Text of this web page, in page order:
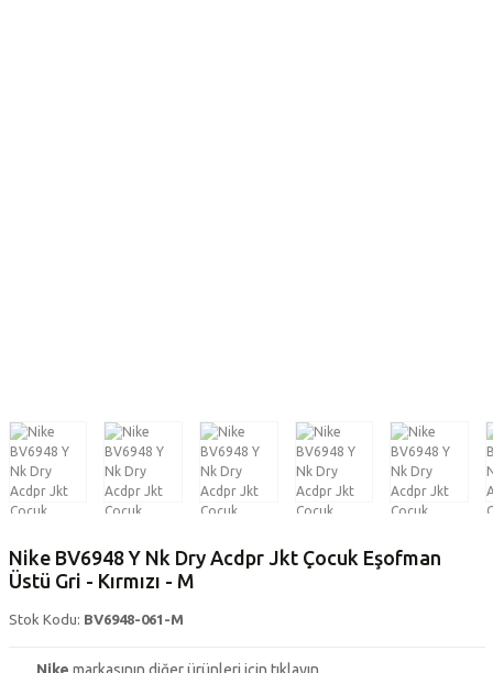
Nike BV6948 Y Nk Dry Acdpr Jkt Çocuk Eşofman
Üstü Gri - Kırmızı - M
Stok Kodu: BV6948-061-M
Nike markasının diğer ürünleri için tıklayın...